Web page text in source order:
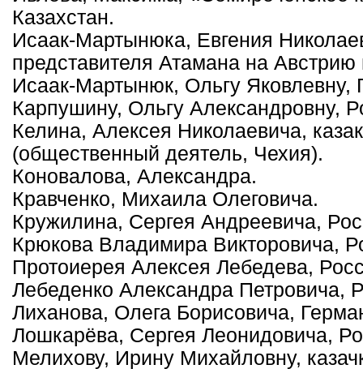
Казахстан.
Исаак-Мартынюка, Евгения
представителя Атамана на
Исаак-Мартынюк, Ольгу Яковлевну,
Карпушину, Ольгу Александровну,
Келина, Алексея Николаевича,
(общественный деятель, Чехия).
Коновалова, Александра.
Кравченко, Михаила Олеговича.
Кружилина, Сергея Андреевича,
Крюкова Владимира Викторовича,
Протоиерея Алексея Лебедева,
Лебеденко Александра Петровича,
Лиханова, Олега Борисовича,
Лошкарёва, Сергея Леонидовича,
Мелихову, Ирину Михайловну,